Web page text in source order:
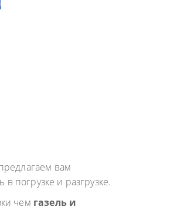
вам
погрузке и разгрузке.
чем газель и